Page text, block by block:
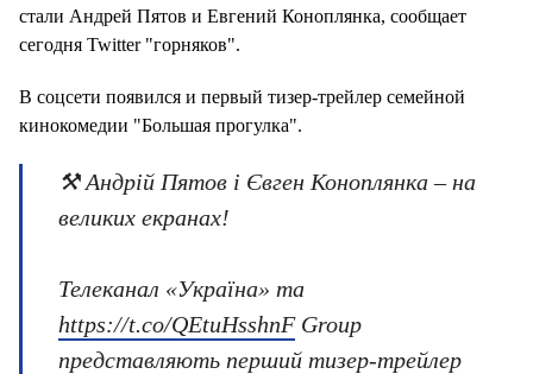
стали Андрей Пятов и Евгений Коноплянка, сообщает
сегодня Twitter "горняков".
В соцсети появился и первый тизер-трейлер семейной
кинокомедии "Большая прогулка".
⚒ Андрій Пятов і Євген Коноплянка – на
великих екранах!
Телеканал «Україна» та
https://t.co/QEtuHsshnFGroup
представляють перший тизер-трейлер